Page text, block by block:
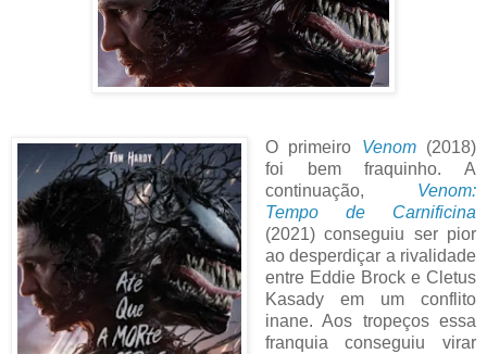
O primeiro Venom
(2018)
foi bem fraquinho. A
continuação, Venom:
Tempo de Carnificina
(2021) conseguiu ser pior
ao desperdiçar a rivalidade
entre Eddie Brock e Cletus
Kasady em um conflito
inane. Aos tropeços essa
franquia conseguiu virar